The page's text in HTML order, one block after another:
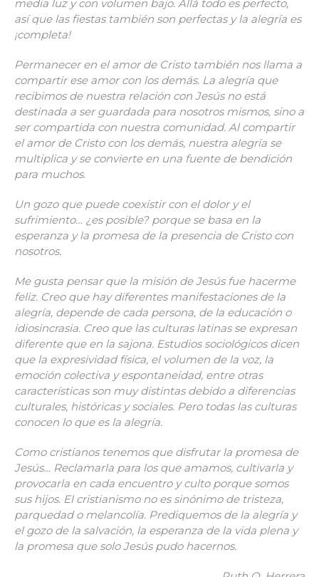
media luz y con volumen bajo. Allá todo es perfecto,
así que las fiestas también son perfectas y la alegría es
¡completa!
Permanecer en el amor de Cristo también nos llama a
compartir ese amor con los demás. La alegría que
recibimos de nuestra relación con Jesús no está
destinada a ser guardada para nosotros mismos, sino a
ser compartida con nuestra comunidad. Al compartir
el amor de Cristo con los demás, nuestra alegría se
multiplica y se convierte en una fuente de bendición
para muchos.
Un gozo que puede coexistir con el dolor y el
sufrimiento… ¿es posible? porque se basa en la
esperanza y la promesa de la presencia de Cristo con
nosotros.
Me gusta pensar que la misión de Jesús fue hacerme
feliz. Creo que hay diferentes manifestaciones de la
alegría, depende de cada persona, de la educación o
idiosincrasia. Creo que las culturas latinas se expresan
diferente que en la sajona. Estudios sociológicos dicen
que la expresividad física, el volumen de la voz, la
emoción colectiva y espontaneidad, entre otras
características son muy distintas debido a diferencias
culturales, históricas y sociales. Pero todas las culturas
conocen lo que es la alegría.
Como cristianos tenemos que disfrutar la promesa de
Jesús… Reclamarla para los que amamos, cultivarla y
provocarla en cada encuentro y culto porque somos
sus hijos. El cristianismo no es sinónimo de tristeza,
parquedad o melancolía. Prediquemos de la alegría y
el gozo de la salvación, la esperanza de la vida plena y
la promesa que solo Jesús pudo hacernos.